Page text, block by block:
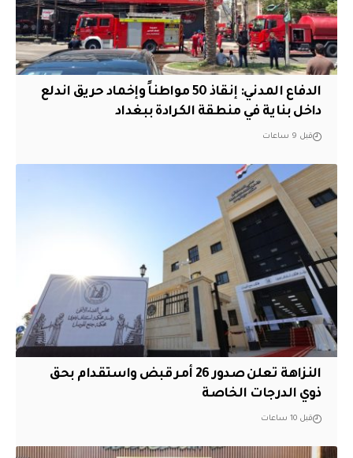
الدفاع المدني: إنقاذ 50 مواطناً وإخماد حريق اندلع
داخل بناية في منطقة الكرادة ببغداد
قبل 9 ساعات
النزاهة تعلن صدور 26 أمر قبض واستقدام بحق
ذوي الدرجات الخاصة
قبل 10 ساعات